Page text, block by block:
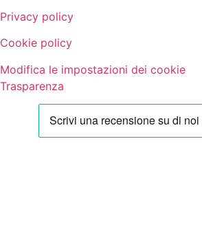
Privacy policy
Cookie policy
Modifica le impostazioni dei cookie
Trasparenza